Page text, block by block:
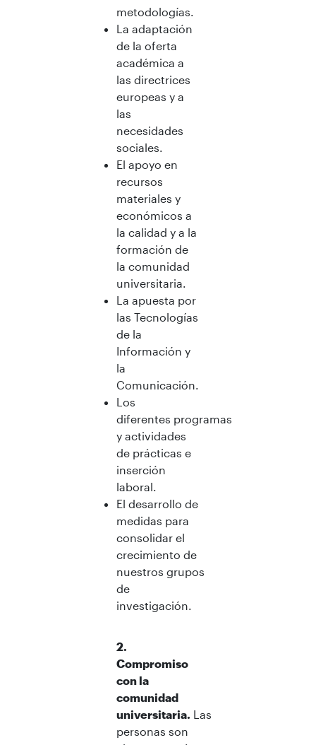
metodologías.
La adaptación
de la oferta
académica a
las directrices
europeas y a
las
necesidades
sociales.
El apoyo en
recursos
materiales y
económicos a
la calidad y a la
formación de
la comunidad
universitaria.
La apuesta por
las Tecnologías
de la
Información y
la
Comunicación.
Los
diferentes programas
y actividades
de prácticas e
inserción
laboral.
El desarrollo de
medidas para
consolidar el
crecimiento de
nuestros grupos
de
investigación.
2.
Compromiso
con la
comunidad
universitaria. Las
personas son